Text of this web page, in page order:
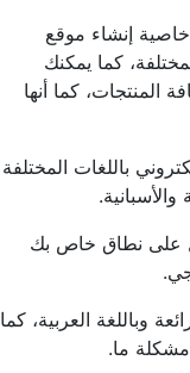
إنشاء موقع
كما يمكنك
المنتجات، كما أنها
باللغات المختلفة
والأسبانية.
على نطاق خاص بك
وباللغة العربية، كما
ما.